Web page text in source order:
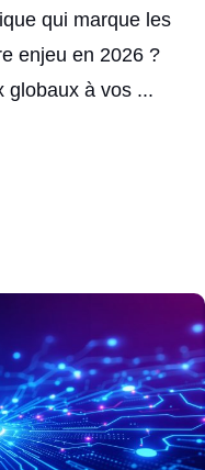
qui marque les
enjeu en 2026 ?
globaux à vos ...